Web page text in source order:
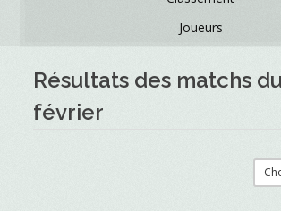
Joueurs
Résultats des matchs
février